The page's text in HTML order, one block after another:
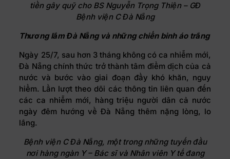
tiền gây quỹ cho BS Nguyễn Trọng Thiện – GĐ
Bệnh viện C Đà Nẵng
Thương lắm Đà Nẵng và những chiến binh áo trắng
Ngày 25/7, sau hơn 3 tháng không có ca nhiễm mới,
Đà Nẵng chính thức trở thành tâm điểm dịch của cả
nước và bước vào giai đoạn đầy khó khăn, nguy
hiểm. Lần lượt theo dõi các thông tin liên quan đến
các ca nhiễm mới, hàng triệu người dân cả nước
ngày đêm hướng về Đà Nẵng thêm nặng lòng, lo
lắng.
Bệnh viện C Đà Nẵng, một trong những tuyến đầu
nơi hàng ngàn Y – Bác sĩ và Nhân viên Y tế đang